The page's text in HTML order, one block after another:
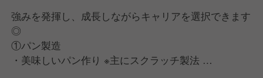
強みを発揮し、成長しながらキャリアを選択できます
◎
①パン製造
・美味しいパン作り ※主にスクラッチ製法